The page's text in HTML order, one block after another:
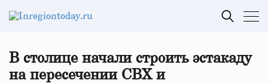
В столице начали строить эстакаду
на пересечении СВХ и